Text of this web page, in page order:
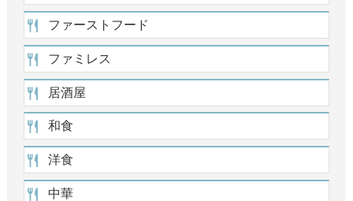
ファーストフード
ファミレス
居酒屋
和食
洋食
中華